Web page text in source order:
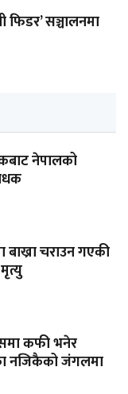
फिडर’ सञ्चालनमा
नेपालको
चराउन गएकी
कफी भनेर
नजिकैको जंगलमा